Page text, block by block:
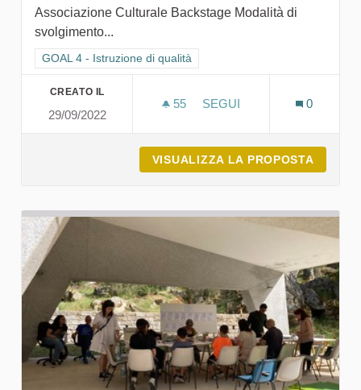
Associazione Culturale Backstage Modalità di
svolgimento...
Filtra i risultati per categoria: GOAL 4 - Istruzione di qualità
GOAL 4 - Istruzione di qualità
CREATO IL
29/09/2022
55 55 SOSTENITORI
SEGUI
0
VISUALIZZA LA PROPOSTA